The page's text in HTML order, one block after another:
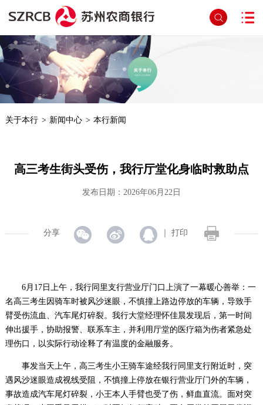
首页>文章详细页面
关于本行 > 新闻中心 > 本行新闻
高三考生街头受伤，我行厅堂化身临时救助点
发布日期：2026年06月22日
分享 ｜ 打印
6月17日上午， 我行同里支行营业厅门口上演了一幕暖心善举：一
名高三考生 因骑车时被风沙迷眼，不慎撞上路边停放的车辆，导致手
臂受伤流血、汽车尾灯碎裂。 我行大堂经理怀佳晨发现后，第一时间
伸出援手，协助报警、联系车主，并利用厅堂的医疗箱为伤者紧急处
理伤口，以实际行动诠释了有温度的金融服务。
事发当天上午，高三考生小王骑车途经我行同里支行附近时，突
遇风沙迷眼造成视线受阻，不慎撞上停放在银行营业厅门外的车辆，
事故造成汽车尾灯碎裂，小王本人手臂也受了伤，鲜血直流。面对突